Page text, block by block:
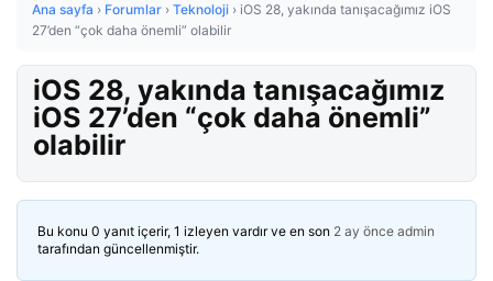
Ana sayfa › Forumlar › Teknoloji › iOS 28, yakında tanışacağımız iOS
27’den “çok daha önemli” olabilir
iOS 28, yakında tanışacağımız
iOS 27’den “çok daha önemli”
olabilir
Bu konu 0 yanıt içerir, 1 izleyen vardır ve en son 2 ay önce admin
tarafından güncellenmiştir.